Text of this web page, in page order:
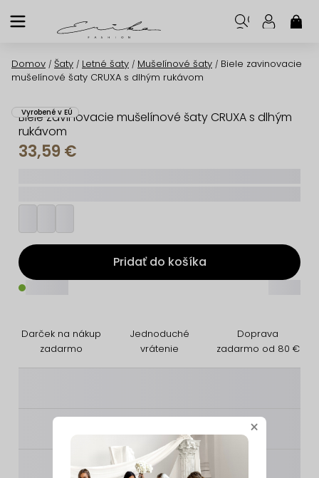
na
Domov / Šaty / Letné šaty / Mušelínové šaty / Biele zavinovacie
mušelínové šaty CRUXA s dlhým rukávom
Biele zavinovacie mušelínové šaty CRUXA s dlhým
rukávom
Vyrobené v EÚ
33,59 €
Pridať do košíka
Darček na nákup
zadarmo
Jednoduché
vrátenie
Doprava
zadarmo od 80 €
________
×